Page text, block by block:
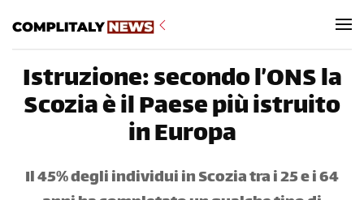
Istruzione: secondo l’ONS la
Scozia è il Paese più istruito
in Europa
Il 45% degli individui in Scozia tra i 25 e i 64